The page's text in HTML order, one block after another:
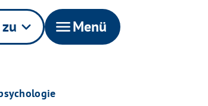
keyboard_arrow_down menuMenü